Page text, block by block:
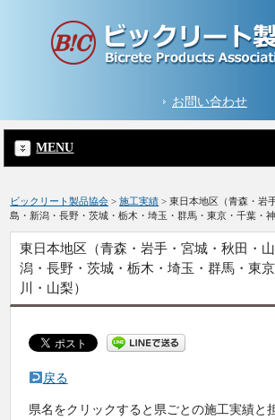
お問い合わせ
MENU
ビックリート製品協会 >施工実績 >東日本地区（青森・岩
島・新潟・長野・茨城・栃木・埼玉・群馬・東京・千葉・神
東日本地区（青森・岩手・宮城・秋田・
潟・長野・茨城・栃木・埼玉・群馬・東
川・山梨）
戻る
県名をクリックすると県ごとの施工実績と